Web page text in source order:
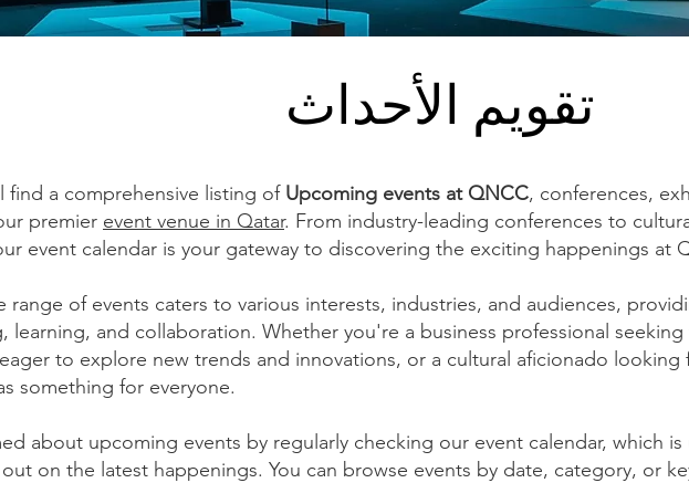
تقويم الأحداث
find a comprehensive listing of Upcoming events at QNCC, conferences,
premier event venue in Qatar. From industry-leading conferences to
event calendar is your gateway to discovering the exciting happenings at
range of events caters to various interests, industries, and audiences,
learning, and collaboration. Whether you're a business professional
to explore new trends and innovations, or a cultural aficionado
something for everyone.
about upcoming events by regularly checking our event calendar, which
out on the latest happenings. You can browse events by date, category, or